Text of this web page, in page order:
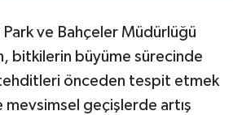
ve Bahçeler Müdürlüğü
bitkilerin büyüme sürecinde
tehditleri önceden tespit etmek
mevsimsel geçişlerde artış